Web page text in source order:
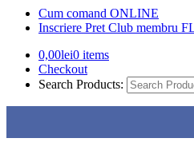
Cum comand ONLINE
Inscriere Pret Club membru
0,00lei0 items
Checkout
Search Products: